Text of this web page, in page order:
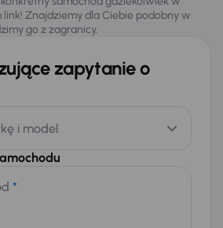
link! Znajdziemy dla Ciebie podobny w
go z zagranicy.
zapytanie o
i model
*